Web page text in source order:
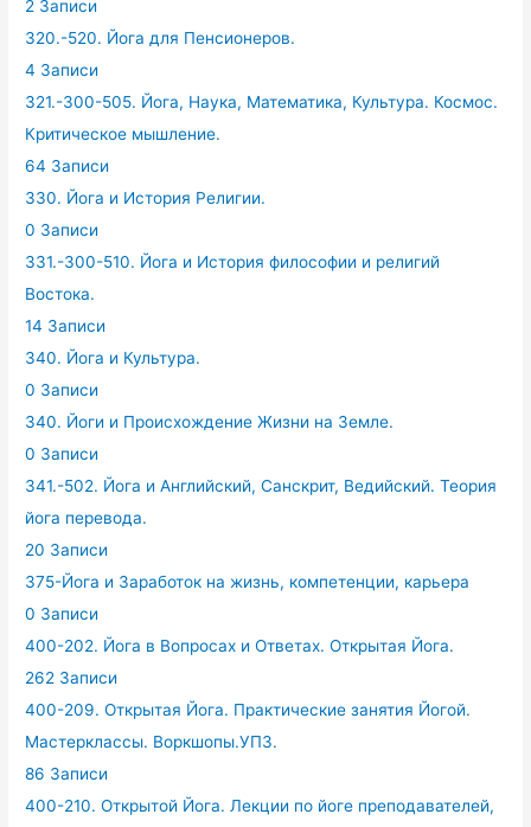
2 Записи
320.-520. Йога для Пенсионеров.
4 Записи
321.-300-505. Йога, Наука, Математика, Культура. Космос.
Критическое мышление.
64 Записи
330. Йога и История Религии.
0 Записи
331.-300-510. Йога и История философии и религий
Востока.
14 Записи
340. Йога и Культура.
0 Записи
340. Йоги и Происхождение Жизни на Земле.
0 Записи
341.-502. Йога и Английский, Санскрит, Ведийский. Теория
йога перевода.
20 Записи
375-Йога и Заработок на жизнь, компетенции, карьера
0 Записи
400-202. Йога в Вопросах и Ответах. Открытая Йога.
262 Записи
400-209. Открытая Йога. Практические занятия Йогой.
Мастерклассы. Воркшопы.УПЗ.
86 Записи
400-210. Открытой Йога. Лекции по йоге преподавателей,